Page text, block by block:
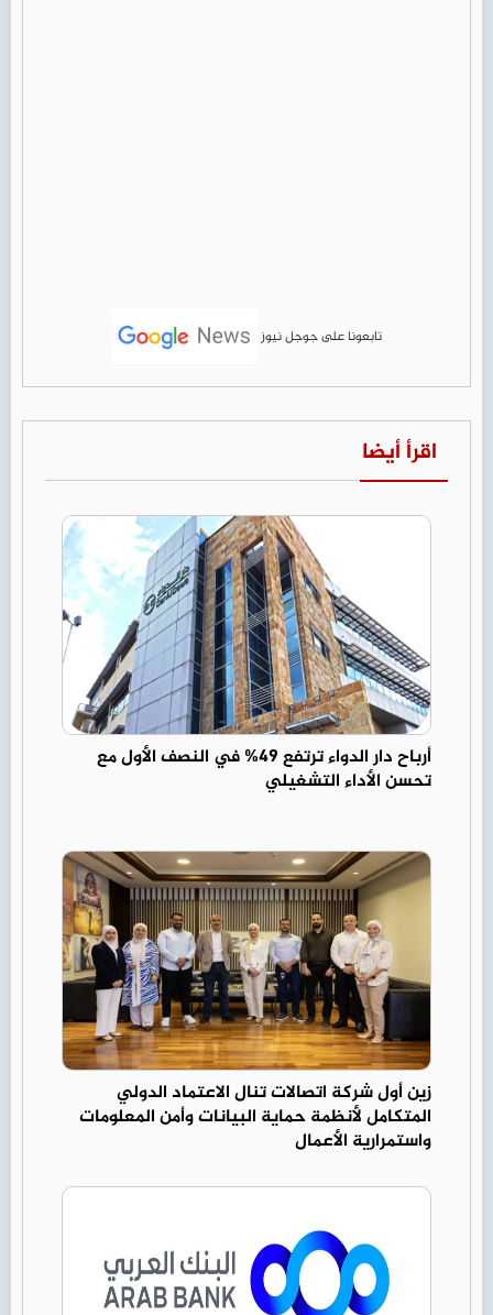
تابعونا على جوجل نيوز
اقرأ أيضا
أرباح دار الدواء ترتفع 49% في النصف الأول مع
تحسن الأداء التشغيلي
زين أول شركة اتصالات تنال الاعتماد الدولي
المتكامل لأنظمة حماية البيانات وأمن المعلومات
واستمرارية الأعمال